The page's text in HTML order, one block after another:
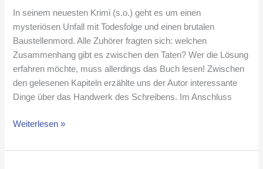
In seinem neuesten Krimi (s.o.) geht es um einen
mysteriösen Unfall mit Todesfolge und einen brutalen
Baustellenmord. Alle Zuhörer fragten sich: welchen
Zusammenhang gibt es zwischen den Taten? Wer die Lösung
erfahren möchte, muss allerdings das Buch lesen! Zwischen
den gelesenen Kapiteln erzählte uns der Autor interessante
Dinge über das Handwerk des Schreibens. Im Anschluss
Weiterlesen »